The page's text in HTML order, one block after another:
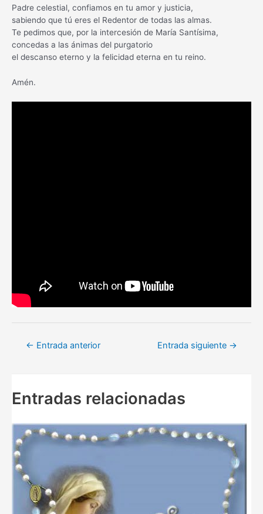
Padre celestial, confiamos en tu amor y justicia,
sabiendo que tú eres el Redentor de todas las almas.
Te pedimos que, por la intercesión de María Santísima,
concedas a las ánimas del purgatorio
el descanso eterno y la felicidad eterna en tu reino.
Amén.
Navegación
← Entrada anterior Entrada siguiente →
Entradas relacionadas